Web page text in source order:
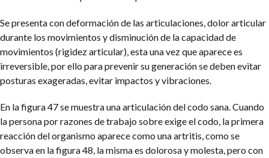
Se presenta con deformación de las articulaciones, dolor articular
durante los movimientos y disminución de la capacidad de
movimientos (rigidez articular), esta una vez que aparece es
irreversible, por ello para prevenir su generación se deben evitar
posturas exageradas, evitar impactos y vibraciones.
En la figura 47 se muestra una articulación del codo sana. Cuando
la persona por razones de trabajo sobre exige el codo, la primera
reacción del organismo aparece como una artritis, como se
observa en la figura 48, la misma es dolorosa y molesta, pero con